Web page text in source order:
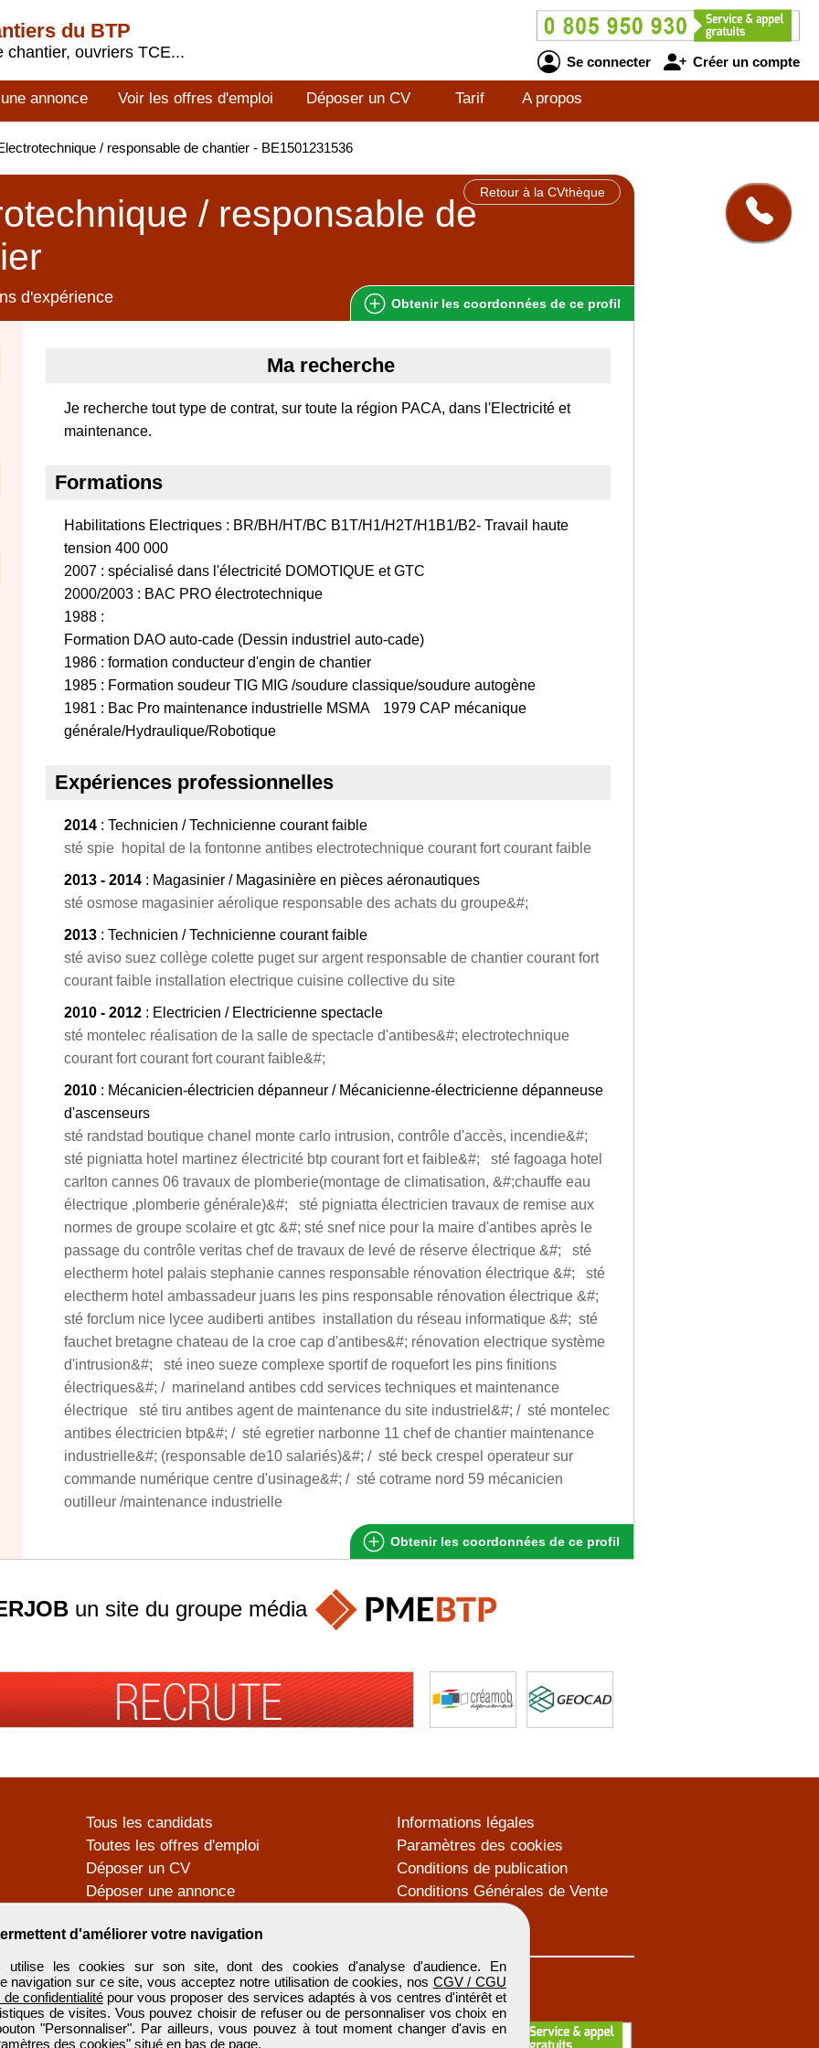
du BTP
chantier, ouvriers TCE...
Se connecter Créer un compte
annonce Voir les offres d'emploi Déposer un CV Tarif A propos
/ responsable de chantier - BE1501231536
Retour à la CVthèque
/ responsable de
d'expérience Obtenir les coordonnées de ce profil
Ma recherche
Je recherche tout type de contrat, sur toute la région PACA, dans l'Electricité et
maintenance.
Formations
Habilitations Electriques : BR/BH/HT/BC B1T/H1/H2T/H1B1/B2- Travail haute
tension 400 000
2007 : spécialisé dans l'électricité DOMOTIQUE et GTC
2000/2003 : BAC PRO électrotechnique
1988 :
Formation DAO auto-cade (Dessin industriel auto-cade)
1986 : formation conducteur d'engin de chantier
1985 : Formation soudeur TIG MIG /soudure classique/soudure autogène
1981 : Bac Pro maintenance industrielle MSMA 1979 CAP mécanique
générale/Hydraulique/Robotique
Expériences professionnelles
2014 : Technicien / Technicienne courant faible
sté spie hopital de la fontonne antibes electrotechnique courant fort courant faible
2013 - 2014 : Magasinier / Magasinière en pièces aéronautiques
sté osmose magasinier aérolique responsable des achats du groupe&#;
2013 : Technicien / Technicienne courant faible
sté aviso suez collège colette puget sur argent responsable de chantier courant fort
courant faible installation electrique cuisine collective du site
2010 - 2012 : Electricien / Electricienne spectacle
sté montelec réalisation de la salle de spectacle d'antibes&#; electrotechnique
courant fort courant fort courant faible&#;
2010 : Mécanicien-électricien dépanneur / Mécanicienne-électricienne dépanneuse
d'ascenseurs
sté randstad boutique chanel monte carlo intrusion, contrôle d'accès, incendie&#;
sté pigniatta hotel martinez électricité btp courant fort et faible&#; sté fagoaga hotel
carlton cannes 06 travaux de plomberie(montage de climatisation, &#;chauffe eau
électrique ,plomberie générale)&#; sté pigniatta électricien travaux de remise aux
normes de groupe scolaire et gtc &#; sté snef nice pour la maire d'antibes après le
passage du contrôle veritas chef de travaux de levé de réserve électrique &#; sté
electherm hotel palais stephanie cannes responsable rénovation électrique &#; sté
electherm hotel ambassadeur juans les pins responsable rénovation électrique &#;
sté forclum nice lycee audiberti antibes installation du réseau informatique &#; sté
fauchet bretagne chateau de la croe cap d'antibes&#; rénovation electrique système
d'intrusion&#; sté ineo sueze complexe sportif de roquefort les pins finitions
électriques&#; / marineland antibes cdd services techniques et maintenance
électrique sté tiru antibes agent de maintenance du site industriel&#; / sté montelec
antibes électricien btp&#; / sté egretier narbonne 11 chef de chantier maintenance
industrielle&#; (responsable de10 salariés)&#; / sté beck crespel operateur sur
commande numérique centre d'usinage&#; / sté cotrame nord 59 mécanicien
outilleur /maintenance industrielle
Obtenir les coordonnées de ce profil
d'améliorer votre navigation
utilise les cookies sur son site, dont des cookies d'analyse d'audience. En
navigation sur ce site, vous acceptez notre utilisation de cookies, nos CGV / CGU
de confidentialitépour vous proposer des services adaptés à vos centres d'intérêt et
de visites. Vous pouvez choisir de refuser ou de personnaliser vos choix en
"Personnaliser". Par ailleurs, vous pouvez à tout moment changer d'avis en
des cookies" situé en bas de page.
un site du groupe média
Tous les candidats
Toutes les offres d'emploi
Déposer un CV
Déposer une annonce
Informations légales
Paramètres des cookies
Conditions de publication
Conditions Générales de Vente